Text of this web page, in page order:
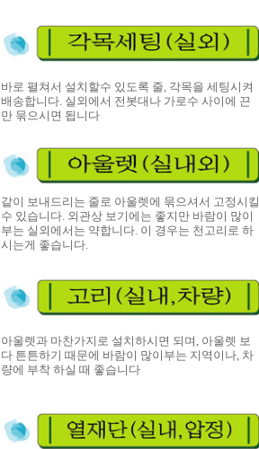
바로 펼쳐서 설치할수 있도록 줄, 각목을 세팅시켜
배송합니다. 실외에서 전봇대나 가로수 사이에 끈
만 묶으시면 됩니다
같이 보내드리는 줄로 아울렛에 묶으셔서 고정시킬
수 있습니다. 외관상 보기에는 좋지만 바람이 많이
부는 실외에서는 약합니다. 이 경우는 천고리로 하
시는게 좋습니다.
아울렛과 마찬가지로 설치하시면 되며, 아울렛 보
다 튼튼하기 때문에 바람이 많이부는 지역이나, 차
량에 부착 하실 때 좋습니다